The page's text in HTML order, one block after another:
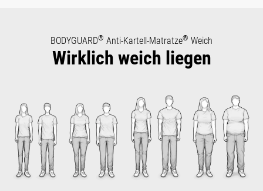
BODYGUARD® Anti-Kartell-Matratze® Weich
Wirklich weich liegen